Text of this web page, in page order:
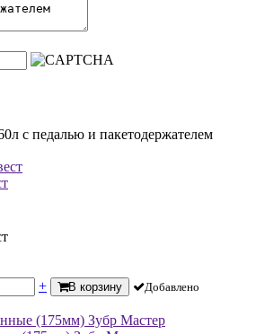
с педалью и пакетодержателем
+ В корзину Добавлено